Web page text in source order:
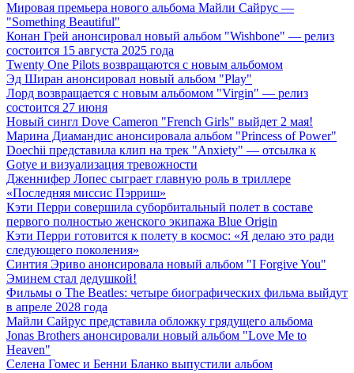
Мировая премьера нового альбома Майли Сайрус —
"Something Beautiful"
Конан Грей анонсировал новый альбом "Wishbone" — релиз
состоится 15 августа 2025 года
Twenty One Pilots возвращаются с новым альбомом
Эд Ширан анонсировал новый альбом "Play"
Лорд возвращается с новым альбомом "Virgin" — релиз
состоится 27 июня
Новый сингл Dove Cameron "French Girls" выйдет 2 мая!
Марина Диамандис анонсировала альбом "Princess of Power"
Doechii представила клип на трек "Anxiety" — отсылка к
Gotye и визуализация тревожности
Дженнифер Лопес сыграет главную роль в триллере
«Последняя миссис Пэрриш»
Кэти Перри совершила суборбитальный полет в составе
первого полностью женского экипажа Blue Origin
Кэти Перри готовится к полету в космос: «Я делаю это ради
следующего поколения»
Синтия Эриво анонсировала новый альбом "I Forgive You"
Эминем стал дедушкой!
Фильмы о The Beatles: четыре биографических фильма выйдут
в апреле 2028 года
Майли Сайрус представила обложку грядущего альбома
Jonas Brothers анонсировали новый альбом "Love Me to
Heaven"
Селена Гомес и Бенни Бланко выпустили альбом